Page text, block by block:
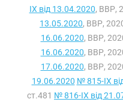
IX від 13.04.2020, ВВР,
13.05.2020, ВВР,
16.06.2020, ВВР,
16.06.2020, ВВР,
17.06.2020, ВВР,
19.06.2020 № 815-IX
ст.481 № 816-IX від